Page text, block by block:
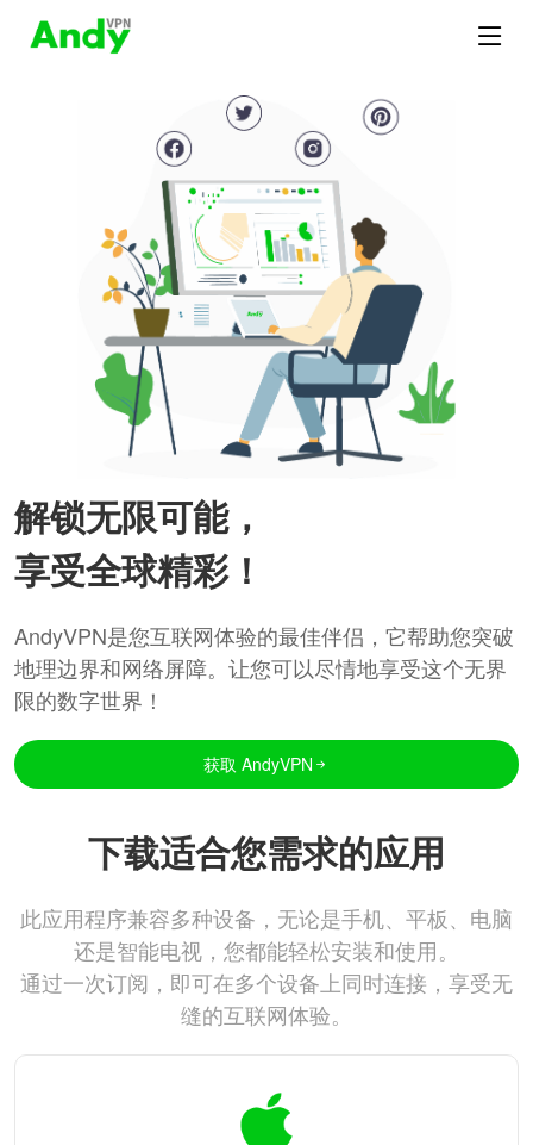
解锁无限可能，
享受全球精彩！
AndyVPN是您互联网体验的最佳伴侣，它帮助您突破
地理边界和网络屏障。让您可以尽情地享受这个无界
限的数字世界！
获取 AndyVPN
下载适合您需求的应用
此应用程序兼容多种设备，无论是手机、平板、电脑
还是智能电视，您都能轻松安装和使用。
通过一次订阅，即可在多个设备上同时连接，享受无
缝的互联网体验。